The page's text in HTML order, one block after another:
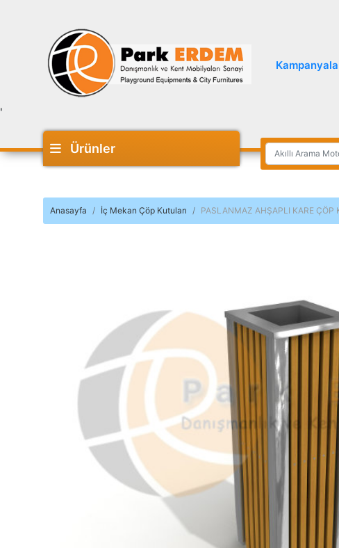
'
Ürünler
Anasayfa İç Mekan Çöp Kutuları PASLANMAZ AHŞAPLI KARE ÇÖP